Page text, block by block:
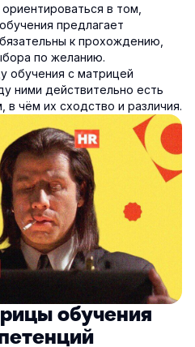
в том,
предлагает
к прохождению,
по желанию.
обучения с матрицей
ними действительно есть
чём их сходство и различия.
обучения